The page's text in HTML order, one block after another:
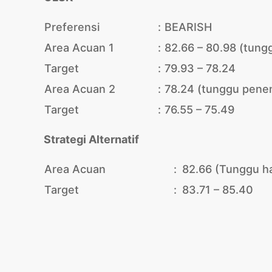
Preferensi : BEARISH
Area Acuan 1
: 82.66 – 80.98
Target
: 79.93 – 78.24
Area Acuan 2
: 78.24 (tunggu
Target
: 76.55 – 75.49
Strategi Alternatif
Area Acuan : 82.66 (Tunggu
Target
: 83.71 – 85.40